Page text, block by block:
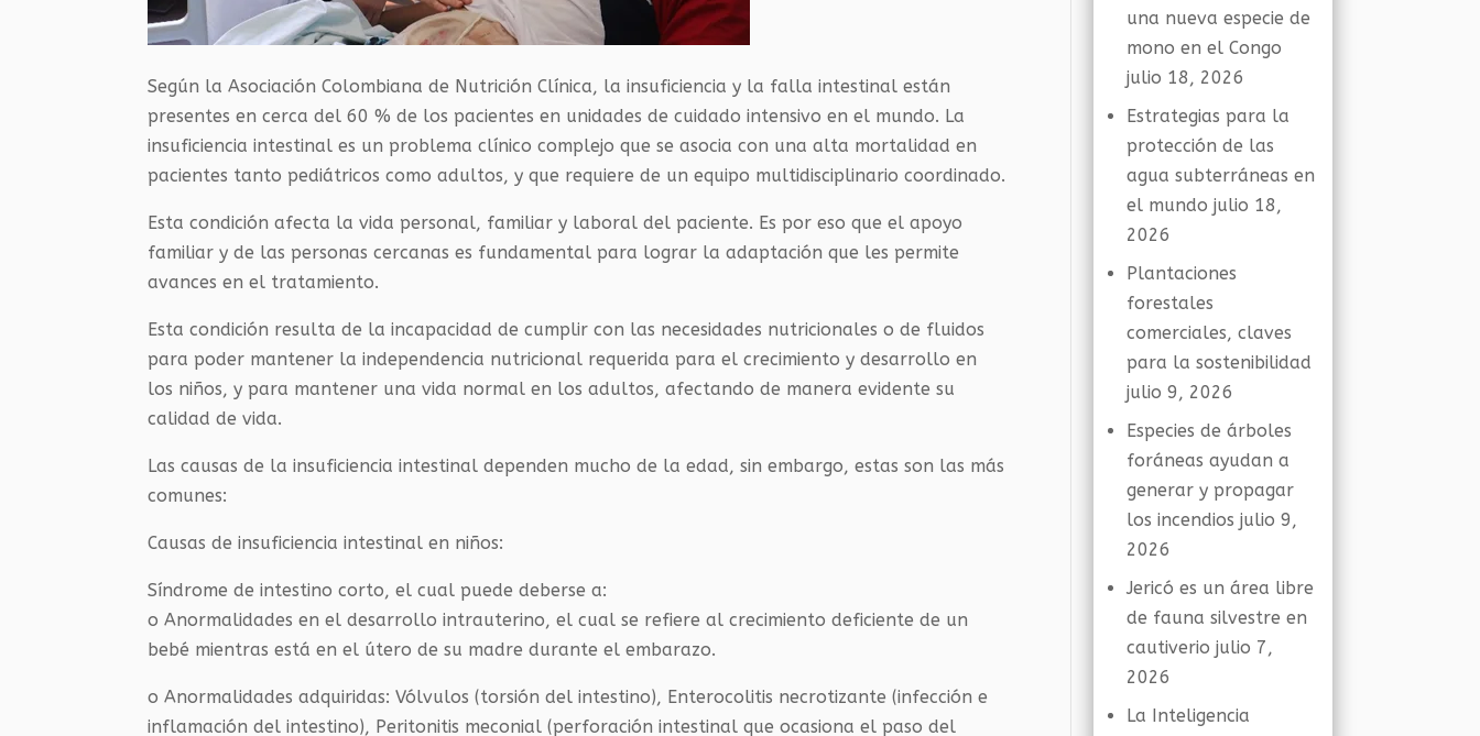
Según la Asociación Colombiana de Nutrición Clínica, la insuficiencia y la falla intestinal están
presentes en cerca del 60 % de los pacientes en unidades de cuidado intensivo en el mundo. La
insuficiencia intestinal es un problema clínico complejo que se asocia con una alta mortalidad en
pacientes tanto pediátricos como adultos, y que requiere de un equipo multidisciplinario coordinado.
Esta condición afecta la vida personal, familiar y laboral del paciente. Es por eso que el apoyo
familiar y de las personas cercanas es fundamental para lograr la adaptación que les permite
avances en el tratamiento.
Esta condición resulta de la incapacidad de cumplir con las necesidades nutricionales o de fluidos
para poder mantener la independencia nutricional requerida para el crecimiento y desarrollo en
los niños, y para mantener una vida normal en los adultos, afectando de manera evidente su
calidad de vida.
Las causas de la insuficiencia intestinal dependen mucho de la edad, sin embargo, estas son las más
comunes:
Causas de insuficiencia intestinal en niños:
Síndrome de intestino corto, el cual puede deberse a:
o Anormalidades en el desarrollo intrauterino, el cual se refiere al crecimiento deficiente de un
bebé mientras está en el útero de su madre durante el embarazo.
o Anormalidades adquiridas: Vólvulos (torsión del intestino), Enterocolitis necrotizante (infección e
inflamación del intestino), Peritonitis meconial (perforación intestinal que ocasiona el paso del
una nueva especie de
mono en el Congo
julio 18, 2026
Estrategias para la
protección de las
agua subterráneas en
el mundo julio 18,
2026
Plantaciones
forestales
comerciales, claves
para la sostenibilidad
julio 9, 2026
Especies de árboles
foráneas ayudan a
generar y propagar
los incendios julio 9,
2026
Jericó es un área libre
de fauna silvestre en
cautiverio julio 7,
2026
La Inteligencia